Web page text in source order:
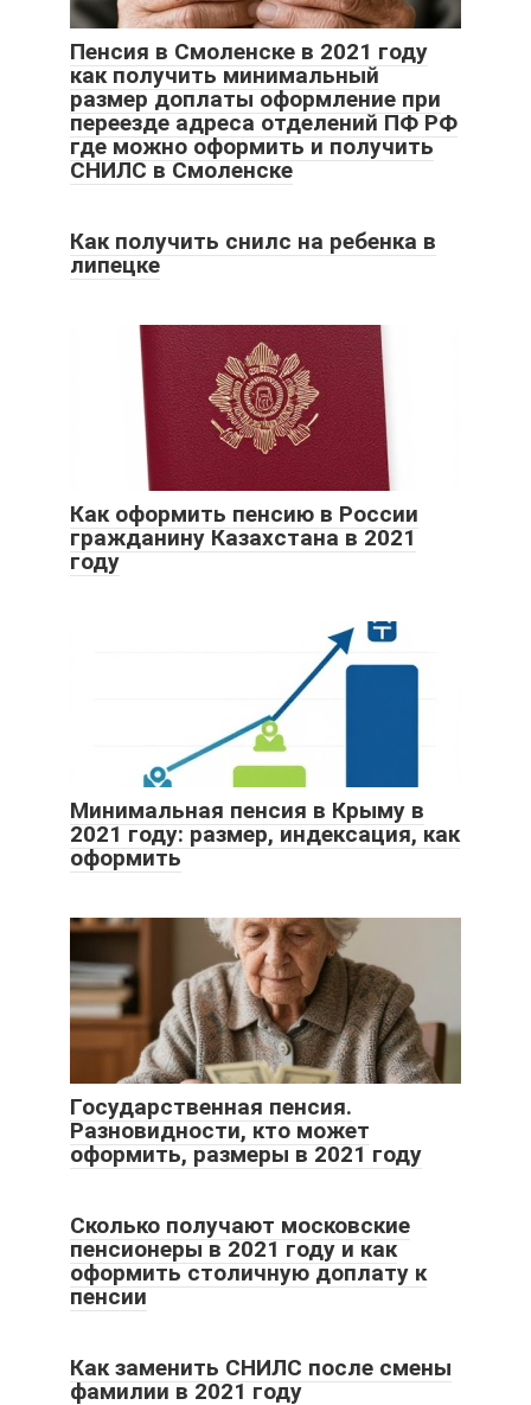
Пенсия в Смоленске в 2021 году
как получить минимальный
размер доплаты оформление при
переезде адреса отделений ПФ РФ
где можно оформить и получить
СНИЛС в Смоленске
Как получить снилс на ребенка в
липецке
Как оформить пенсию в России
гражданину Казахстана в 2021
году
Минимальная пенсия в Крыму в
2021 году: размер, индексация, как
оформить
Государственная пенсия.
Разновидности, кто может
оформить, размеры в 2021 году
Сколько получают московские
пенсионеры в 2021 году и как
оформить столичную доплату к
пенсии
Как заменить СНИЛС после смены
фамилии в 2021 году